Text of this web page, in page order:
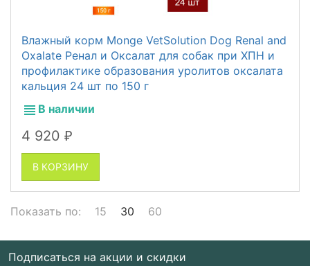
Влажный корм Monge VetSolution Dog Renal and
Oxalate Ренал и Оксалат для собак при ХПН и
профилактике образования уролитов оксалата
кальция 24 шт по 150 г
В наличии
4 920 ₽
В КОРЗИНУ
Показать по: 15 30 60
Подписаться на акции и скидки